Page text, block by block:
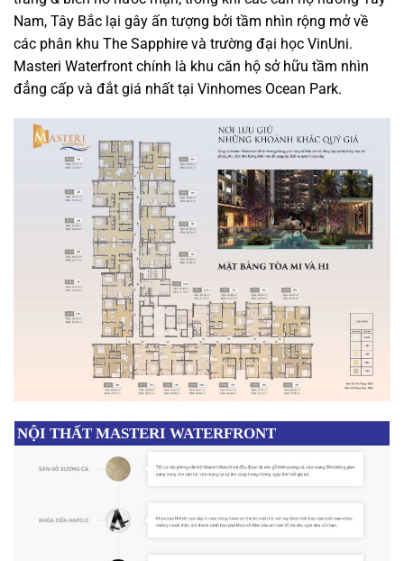
Nam, Tây Bắc lại gây ấn tượng bởi tầm nhìn rộng mở về
các phân khu The Sapphire và trường đại học VinUni.
Masteri Waterfront chính là khu căn hộ sở hữu tầm nhìn
đẳng cấp và đắt giá nhất tại Vinhomes Ocean Park.
NỘI THẤT MASTERI WATERFRONT